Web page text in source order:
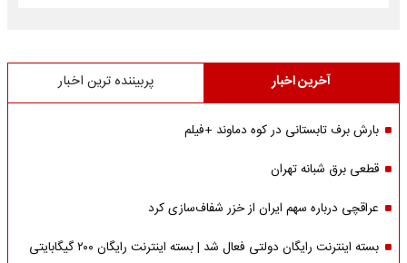
آخرین اخبار پربیننده ترین اخبار
بارش برف تابستانی در کوه دماوند +فیلم
قطعی برق شبانه تهران
عراقچی درباره سهم ایران از خزر شفاف‌سازی کرد
بسته اینترنت رایگان دولتی فعال شد | بسته اینترنت رایگان ۲۰۰ گیگابایتی